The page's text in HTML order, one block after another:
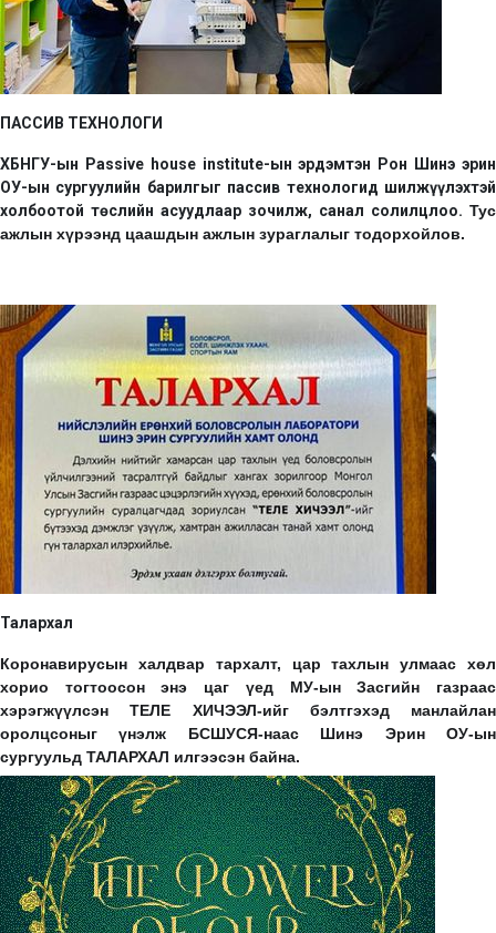
ПАССИВ ТЕХНОЛОГИ
ХБНГУ-ын Passive house institute-ын эрдэмтэн Рон Шинэ эрин
ОУ-ын сургуулийн барилгыг пассив технологид шилжүүлэхтэй
холбоотой төслийн асуудлаар зочилж, санал солилцлоо. Тус
ажлын хүрээнд цаашдын ажлын зураглалыг тодорхойлов.
Талархал
Коронавирусын халдвар тархалт, цар тахлын улмаас хөл
хорио тогтоосон энэ цаг үед МУ-ын Засгийн газраас
хэрэгжүүлсэн ТЕЛЕ ХИЧЭЭЛ-ийг бэлтгэхэд манлайлан
оролцсоныг үнэлж БСШУСЯ-наас Шинэ Эрин ОУ-ын
сургуульд ТАЛАРХАЛ илгээсэн байна.